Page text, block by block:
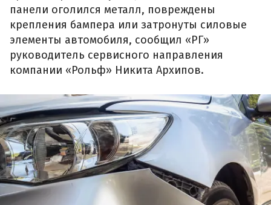
панели оголился металл, повреждены
крепления бампера или затронуты силовые
элементы автомобиля, сообщил «РГ»
руководитель сервисного направления
компании «Рольф» Никита Архипов.